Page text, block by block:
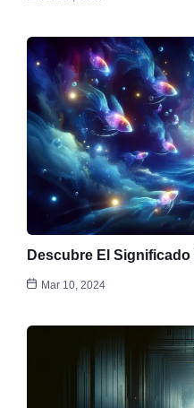
Descubre El
Mar 10, 2024